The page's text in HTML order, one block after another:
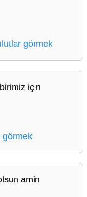
görmek
için
görmek
amin